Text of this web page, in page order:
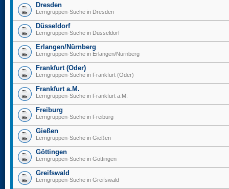
Dresden
Lerngruppen-Suche in Dresden
Düsseldorf
Lerngruppen-Suche in Düsseldorf
Erlangen/Nürnberg
Lerngruppen-Suche in Erlangen/Nürnberg
Frankfurt (Oder)
Lerngruppen-Suche in Frankfurt (Oder)
Frankfurt a.M.
Lerngruppen-Suche in Frankfurt a.M.
Freiburg
Lerngruppen-Suche in Freiburg
Gießen
Lerngruppen-Suche in Gießen
Göttingen
Lerngruppen-Suche in Göttingen
Greifswald
Lerngruppen-Suche in Greifswald